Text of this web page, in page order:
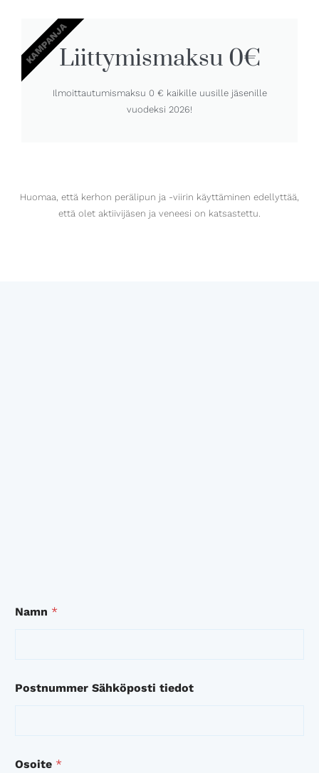
Liittymismaksu 0€
Ilmoittautumismaksu 0 € kaikille uusille jäsenille
vuodeksi 2026!
KAMPANJA
Huomaa, että kerhon perälipun ja -viirin käyttäminen edellyttää,
että olet aktiivijäsen ja veneesi on katsastettu.
Namn *
Postnummer Sähköposti tiedot
Osoite *